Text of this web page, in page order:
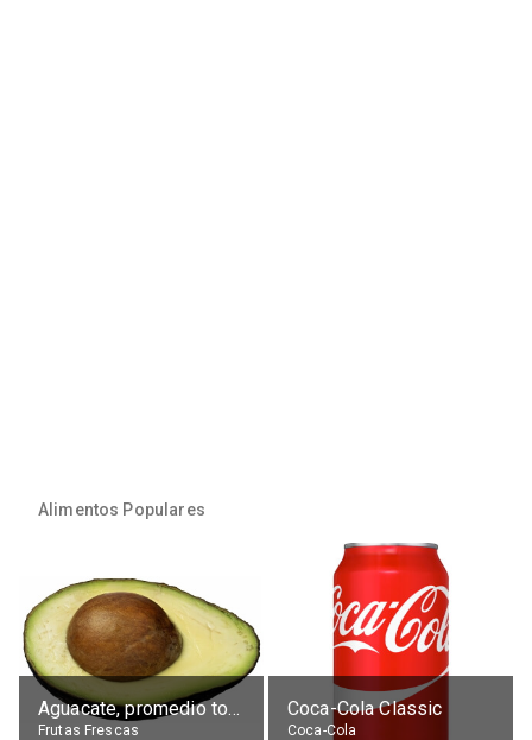
Alimentos Populares
Aguacate, promedio todos variedades, crudo
Frutas Frescas
Coca-Cola Classic
Coca-Cola